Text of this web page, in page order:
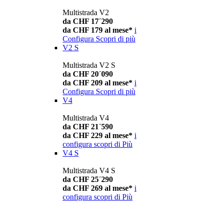
Multistrada V2
da CHF 17´290
da CHF 179 al mese* i
Configura Scopri di più
V2 S
Multistrada V2 S
da CHF 20´090
da CHF 209 al mese* i
Configura Scopri di più
V4
Multistrada V4
da CHF 21´590
da CHF 229 al mese* i
configura scopri di Più
V4 S
Multistrada V4 S
da CHF 25´290
da CHF 269 al mese* i
configura scopri di Più